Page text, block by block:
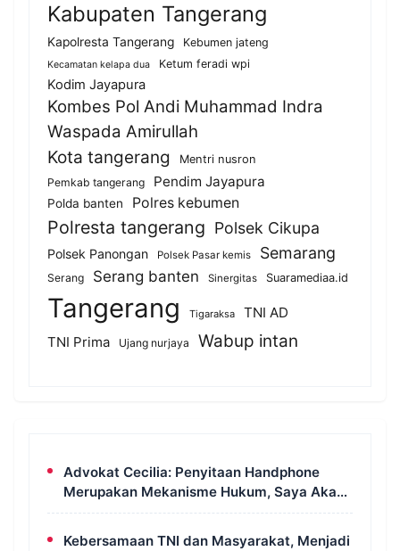
Kabupaten Tangerang
Kapolresta Tangerang Kebumen jateng
Kecamatan kelapa dua Ketum feradi wpi
Kodim Jayapura
Kombes Pol Andi Muhammad Indra
Waspada Amirullah
Kota tangerang
Mentri nusron
Pemkab tangerang
Pendim Jayapura
Polda banten Polres kebumen
Polresta tangerang Polsek Cikupa
Polsek Panongan Polsek Pasar kemis Semarang
Serang Serang banten Sinergitas Suaramediaa.id
Tangerang Tigaraksa
TNI AD
TNI Prima
Ujang nurjaya Wabup intan
Advokat Cecilia: Penyitaan Handphone
Merupakan Mekanisme Hukum, Saya Akan
Kooperatif Apabila Diminta Penyidik dan
Kebersamaan TNI dan Masyarakat, Menjadi